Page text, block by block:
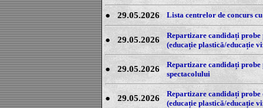
● 29.05.2026 Lista centrelor de concurs
● 29.05.2026
Repartizare candidați
(educație plastică/educație
● 29.05.2026
Repartizare candidați
spectacolului
● 29.05.2026
Repartizare candidați
(educație plastică/educație